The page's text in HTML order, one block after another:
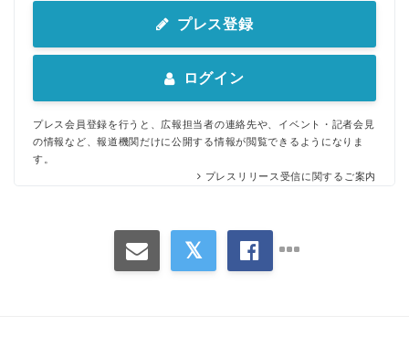
プレス登録
ログイン
プレス会員登録を行うと、広報担当者の連絡先や、イベント・記者会見
の情報など、報道機関だけに公開する情報が閲覧できるようになりま
す。
プレスリリース受信に関するご案内